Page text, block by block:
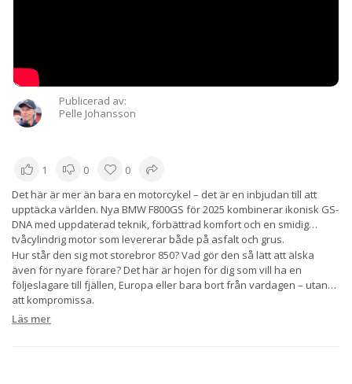
Publicerad av:
Pelle Johansson
1 0
0
Det här är mer än bara en motorcykel – det är en inbjudan till att
upptäcka världen. Nya BMW F800GS för 2025 kombinerar ikonisk GS-
DNA med uppdaterad teknik, förbättrad komfort och en smidig
tvåcylindrig motor som levererar både på asfalt och grus.
Hur står den sig mot storebror 850? Vad gör den så lätt att älska
även för nyare förare?Det här är hojen för dig som vill ha en
följeslagare till fjällen, Europa eller bara bort från vardagen – utan
att kompromissa.
Läs mer